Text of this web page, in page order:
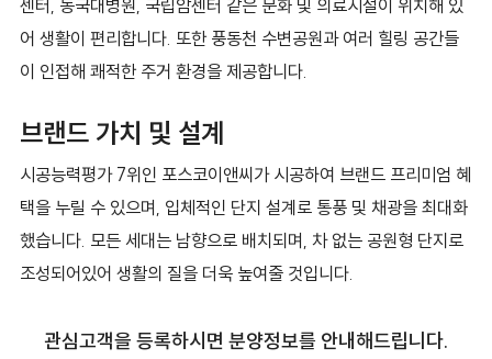
센터, 동국대병원, 국립암센터 같은 문화 및 의료시설이 위치해 있
어 생활이 편리합니다. 또한 풍동천 수변공원과 여러 힐링 공간들
이 인접해 쾌적한 주거 환경을 제공합니다.
브랜드 가치 및 설계
시공능력평가 7위인 포스코이앤씨가 시공하여 브랜드 프리미엄 혜
택을 누릴 수 있으며, 입체적인 단지 설계로 통풍 및 채광을 최대화
했습니다. 모든 세대는 남향으로 배치되며, 차 없는 공원형 단지로
조성되어있어 생활의 질을 더욱 높여줄 것입니다.
관심고객을 등록하시면 분양정보를 안내해드립니다.